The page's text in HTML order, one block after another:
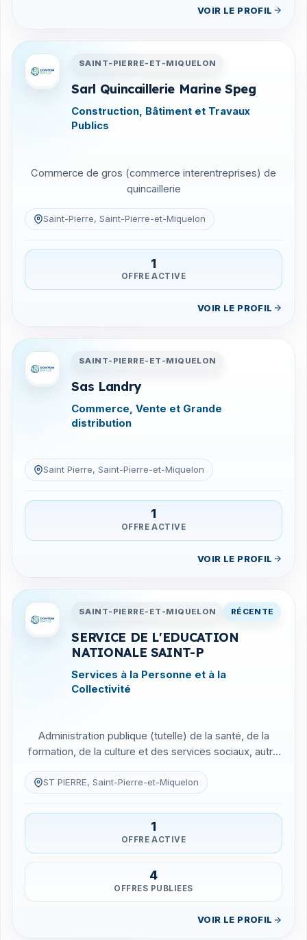
VOIR LE PROFIL
SAINT-PIERRE-ET-MIQUELON
Sarl Quincaillerie Marine Speg
Construction, Bâtiment et Travaux
Publics
Commerce de gros (commerce interentreprises) de
quincaillerie
Saint-Pierre, Saint-Pierre-et-Miquelon
1
OFFRE ACTIVE
VOIR LE PROFIL
SAINT-PIERRE-ET-MIQUELON
Sas Landry
Commerce, Vente et Grande
distribution
Saint Pierre, Saint-Pierre-et-Miquelon
1
OFFRE ACTIVE
VOIR LE PROFIL
SAINT-PIERRE-ET-MIQUELON RÉCENTE
SERVICE DE L'EDUCATION
NATIONALE SAINT-P
Services à la Personne et à la
Collectivité
Administration publique (tutelle) de la santé, de la
formation, de la culture et des services sociaux, autre
ST PIERRE, Saint-Pierre-et-Miquelon
1
OFFRE ACTIVE
4
OFFRES PUBLIEES
VOIR LE PROFIL